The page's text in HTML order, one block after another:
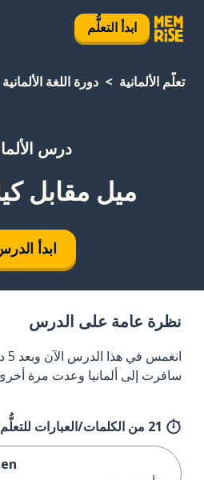
ابدأ التعلُّم
تعلَّم الألمانية دورة اللغة الألمانية
درس
ميل مقابل
ابدأ
نظرة عامة على الدرس
سافرت إلى ألمانيا وعدت مرة
21 من الكلمات/العبارات للتعلُّم